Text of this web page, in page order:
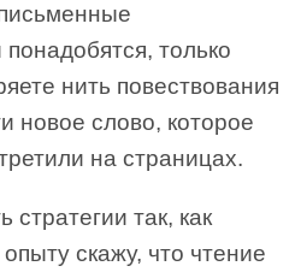
только
нить повествования
новое слово, которое
на страницах.
так, как
скажу, что чтение